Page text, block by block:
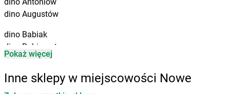
dino Augustów
dino Babiak
dino
Babimost
dino Baborów
dino
Baboszewo
dino Baćkowice
Pokaż więcej
Inne sklepy w miejscowości Nowe